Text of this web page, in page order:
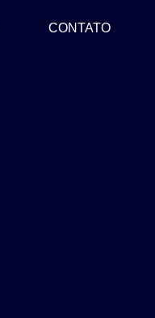
CONTATO